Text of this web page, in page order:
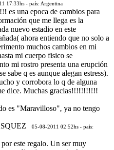
17:33hs - país: Argentina
es una epoca de cambios para
que me llega es la
nuevo estadio en este
ahora entiendo que no solo a
muchos cambios en mi
mi cuerpo fisico se
mi rostro presenta una erupción
sabe q es aunque alegan estress).
y corrobora lo q de alguna
dice. Muchas gracias!!!!!!!!!!!
es "Maravilloso", ya no tengo
05-08-2011 02:52hs - país:
este regalo. Un ser muy